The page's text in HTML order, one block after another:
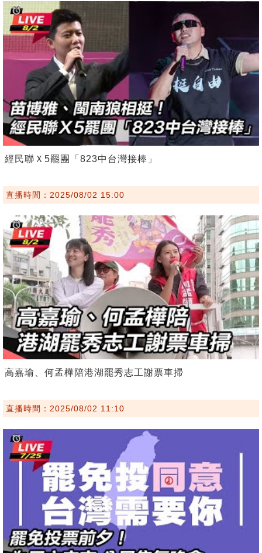
經民聯Ｘ5罷團「823中台灣接棒」
直播時間：2025/08/02 15:00
高嘉瑜、何孟樺陪港湖罷秀志工謝票車掃
直播時間：2025/08/02 11:10